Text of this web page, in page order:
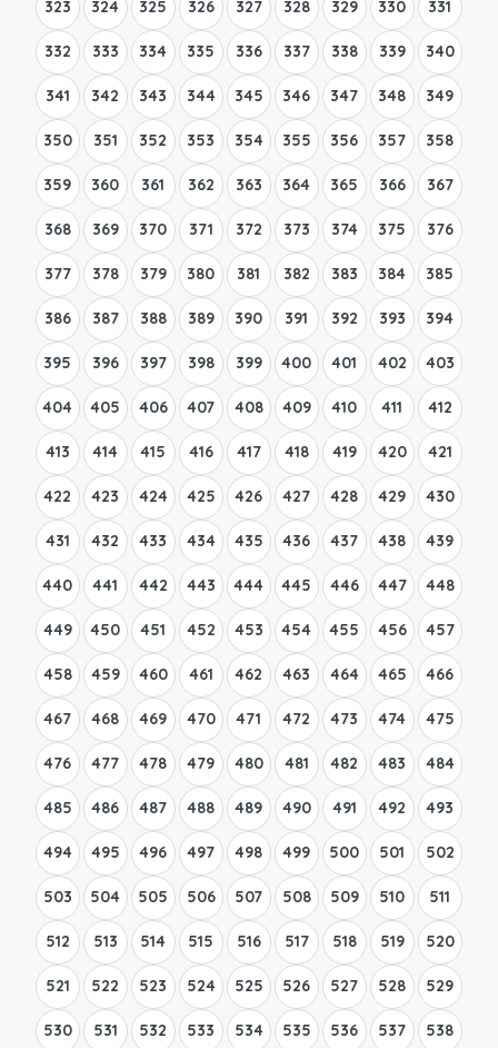
323 324 325 326 327 328 329 330 331
332 333 334 335 336 337 338 339 340
341 342 343 344 345 346 347 348 349
350 351 352 353 354 355 356 357 358
359 360 361 362 363 364 365 366 367
368 369 370 371 372 373 374 375 376
377 378 379 380 381 382 383 384 385
386 387 388 389 390 391 392 393 394
395 396 397 398 399 400 401 402 403
404 405 406 407 408 409 410 411 412
413 414 415 416 417 418 419 420 421
422 423 424 425 426 427 428 429 430
431 432 433 434 435 436 437 438 439
440 441 442 443 444 445 446 447 448
449 450 451 452 453 454 455 456 457
458 459 460 461 462 463 464 465 466
467 468 469 470 471 472 473 474 475
476 477 478 479 480 481 482 483 484
485 486 487 488 489 490 491 492 493
494 495 496 497 498 499 500 501 502
503 504 505 506 507 508 509 510 511
512 513 514 515 516 517 518 519 520
521 522 523 524 525 526 527 528 529
530 531 532 533 534 535 536 537 538